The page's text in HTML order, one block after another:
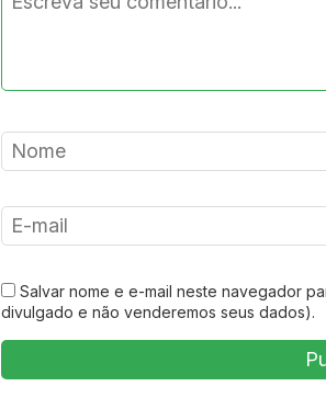
Salvar nome e e-mail neste navegador
divulgado e não venderemos seus dados).